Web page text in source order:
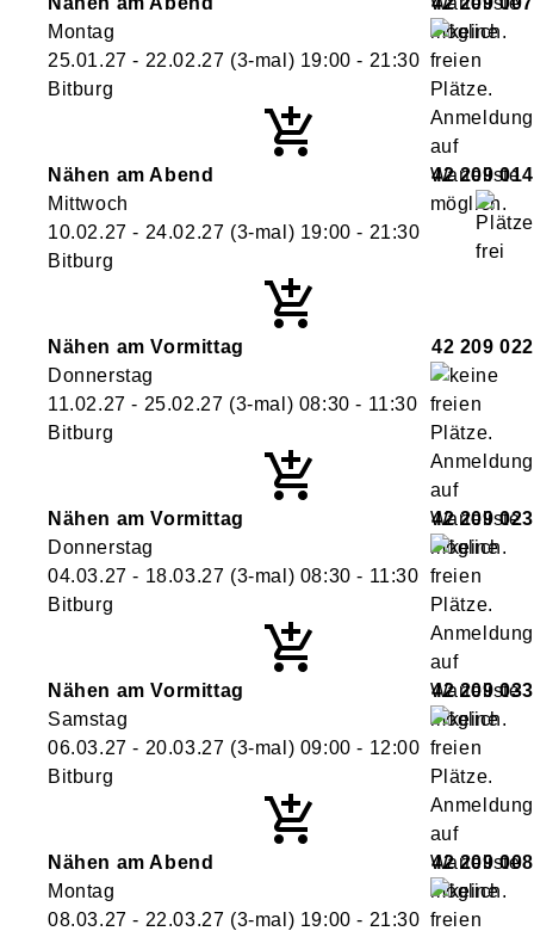
Montag
25.01.27 - 22.02.27 (3-mal) 19:00 - 21:30
Bitburg
Nähen am Abend
42 209 014
Mittwoch
10.02.27 - 24.02.27 (3-mal) 19:00 - 21:30
Bitburg
Nähen am Vormittag
42 209 022
Donnerstag
11.02.27 - 25.02.27 (3-mal) 08:30 - 11:30
Bitburg
Nähen am Vormittag
42 209 023
Donnerstag
04.03.27 - 18.03.27 (3-mal) 08:30 - 11:30
Bitburg
Nähen am Vormittag
42 209 033
Samstag
06.03.27 - 20.03.27 (3-mal) 09:00 - 12:00
Bitburg
Nähen am Abend
42 209 008
Montag
08.03.27 - 22.03.27 (3-mal) 19:00 - 21:30